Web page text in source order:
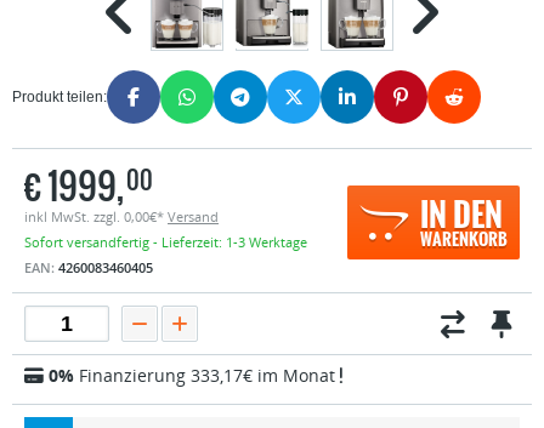
Produkt teilen:
IN DEN
WARENKORB
€1999,00
inkl MwSt. zzgl. 0,00€* Versand
Sofort versandfertig - Lieferzeit: 1-3 Werktage
EAN: 4260083460405
0% Finanzierung 333,17€ im Monat